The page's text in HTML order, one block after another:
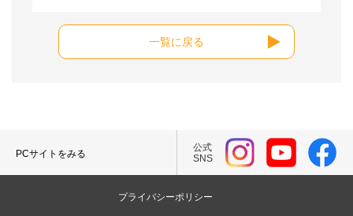
一覧に戻る
PCサイトをみる
公式
SNS
プライバシーポリシー